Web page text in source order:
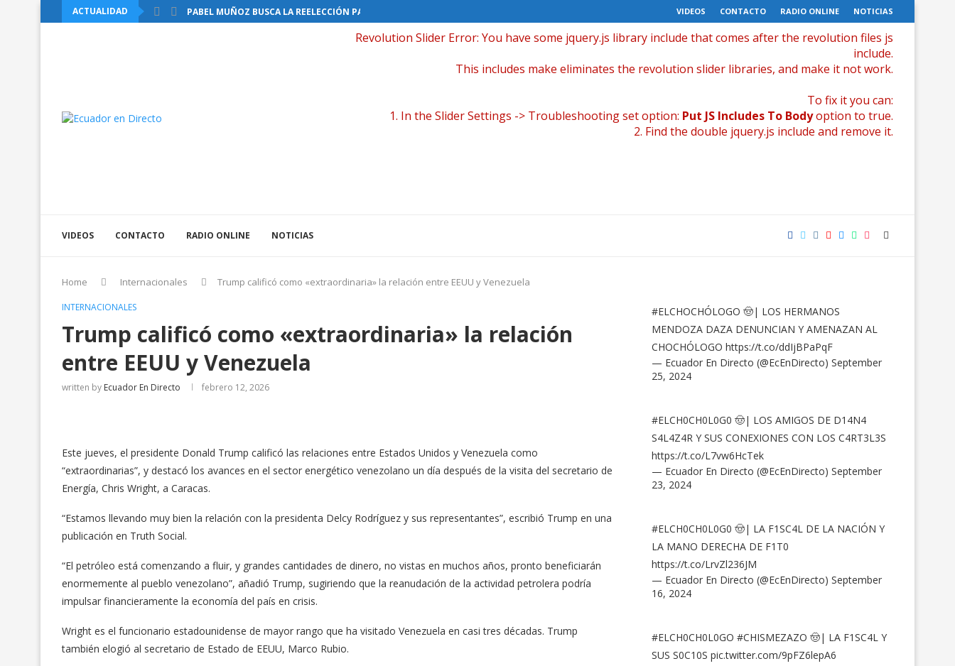
ACTUALIDAD PABEL MUÑOZ BUSCA LA REELECCIÓN PARA LA ALCALDÍA... VIDEOS CONTACTO RADIO ONLINE NOTICIAS
Revolution Slider Error: You have some jquery.js library include that comes after the revolution files js
include.
This includes make eliminates the revolution slider libraries, and make it not work.
To fix it you can:
1. In the Slider Settings -> Troubleshooting set option: Put JS Includes To Bodyoption to true.
2. Find the double jquery.js include and remove it.
VIDEOS CONTACTO RADIO ONLINE NOTICIAS
Home Internacionales Trump calificó como «extraordinaria» la relación entre EEUU y Venezuela
INTERNACIONALES
Trump calificó como «extraordinaria» la relación
entre EEUU y Venezuela
written by Ecuador En Directo febrero 12, 2026
Este jueves, el presidente Donald Trump calificó las relaciones entre Estados Unidos y Venezuela como
“extraordinarias”, y destacó los avances en el sector energético venezolano un día después de la visita del secretario de
Energía, Chris Wright, a Caracas.
“Estamos llevando muy bien la relación con la presidenta Delcy Rodríguez y sus representantes”, escribió Trump en una
publicación en Truth Social.
“El petróleo está comenzando a fluir, y grandes cantidades de dinero, no vistas en muchos años, pronto beneficiarán
enormemente al pueblo venezolano”, añadió Trump, sugiriendo que la reanudación de la actividad petrolera podría
impulsar financieramente la economía del país en crisis.
Wright es el funcionario estadounidense de mayor rango que ha visitado Venezuela en casi tres décadas. Trump
también elogió al secretario de Estado de EEUU, Marco Rubio.
#ELCHOCHÓLOGO 🤠| LOS HERMANOS
MENDOZA DAZA DENUNCIAN Y AMENAZAN AL
CHOCHÓLOGO https://t.co/ddIjBPaPqF
— Ecuador En Directo (@EcEnDirecto) September
25, 2024
#ELCH0CH0L0G0 🤠| LOS AMIGOS DE D14N4
S4L4Z4R Y SUS CONEXIONES CON LOS C4RT3L3S
https://t.co/L7vw6HcTek
— Ecuador En Directo (@EcEnDirecto) September
23, 2024
#ELCH0CH0L0G0 🤠| LA F1SC4L DE LA NACIÓN Y
LA MANO DERECHA DE F1T0
https://t.co/LrvZl236JM
— Ecuador En Directo (@EcEnDirecto) September
16, 2024
#ELCH0CH0L0GO #CHISMEZAZO 🤠| LA F1SC4L Y
SUS S0C10S pic.twitter.com/9pFZ6lepA6